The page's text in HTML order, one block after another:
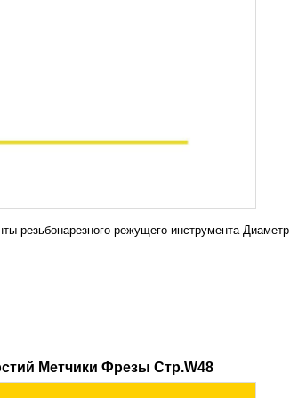
резьбонарезного режущего инструмента Диаметр
Метчики Фрезы Стр.W48